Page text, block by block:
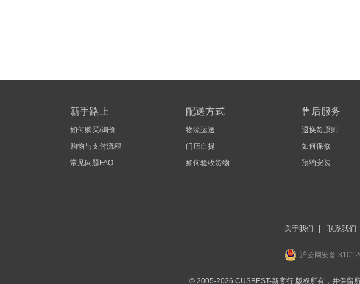
新手路上
如何购买/询价
购物与支付流程
常见问题FAQ
配送方式
物流运送
门店自提
如何验收货物
售后服务
退换货原则
如何保修
预约安装
关于我们 联系我们
沪公网安备
© 2005-2026 CUSBEST-新客行 版权所有，并保留所